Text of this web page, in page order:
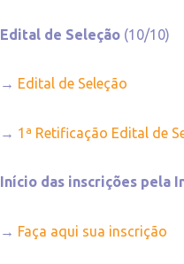
Edital de Seleção (10/10)
→ Edital de Seleção
→ 1ª Retificação Edital de
Início das inscrições pela
→ Faça aqui sua inscrição